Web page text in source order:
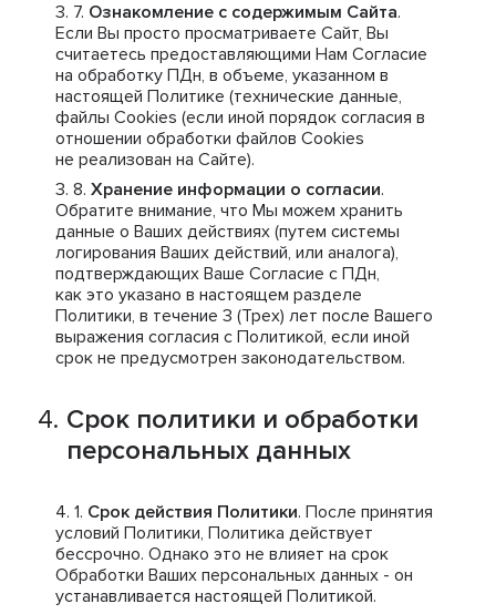
Ознакомление с содержимым Сайта.
Если Вы просто просматриваете Сайт, Вы
считаетесь предоставляющими Нам Согласие
на обработку ПДн, в объеме, указанном в
настоящей Политике (технические данные,
файлы Cookies (если иной порядок согласия в
отношении обработки файлов Cookies
не реализован на Сайте).
Хранение информации о согласии.
Обратите внимание, что Мы можем хранить
данные о Ваших действиях (путем системы
логирования Ваших действий, или аналога),
подтверждающих Ваше Согласие с ПДн,
как это указано в настоящем разделе
Политики, в течение 3 (Трех) лет после Вашего
выражения согласия с Политикой, если иной
срок не предусмотрен законодательством.
Срок политики и обработки
персональных данных
Срок действия Политики. После принятия
условий Политики, Политика действует
бессрочно. Однако это не влияет на срок
Обработки Ваших персональных данных - он
устанавливается настоящей Политикой.